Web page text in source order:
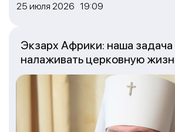
25 июля 2026 19:09
Экзарх Африки: наша
налаживать церковную